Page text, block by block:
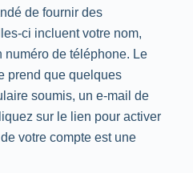
de fournir des
ci incluent votre nom,
numéro de téléphone. Le
prend que quelques
soumis, un e-mail de
sur le lien pour activer
votre compte est une